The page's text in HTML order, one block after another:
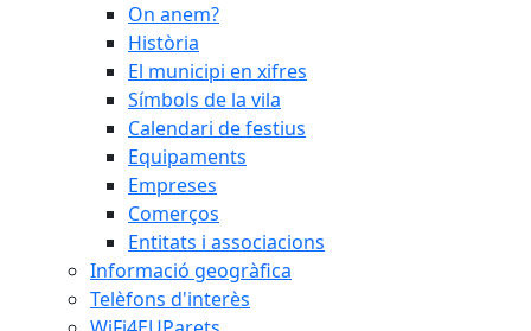
On anem?
Història
El municipi en xifres
Símbols de la vila
Calendari de festius
Equipaments
Empreses
Comerços
Entitats i associacions
Informació geogràfica
Telèfons d'interès